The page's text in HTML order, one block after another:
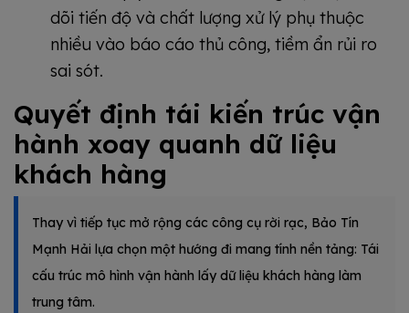
dõi tiến độ và chất lượng xử lý phụ thuộc
nhiều vào báo cáo thủ công, tiềm ẩn rủi ro
sai sót.
Quyết định tái kiến trúc vận
hành xoay quanh dữ liệu
khách hàng
Thay vì tiếp tục mở rộng các công cụ rời rạc, Bảo Tín
Mạnh Hải lựa chọn một hướng đi mang tính nền tảng: Tái
cấu trúc mô hình vận hành lấy dữ liệu khách hàng làm
trung tâm.